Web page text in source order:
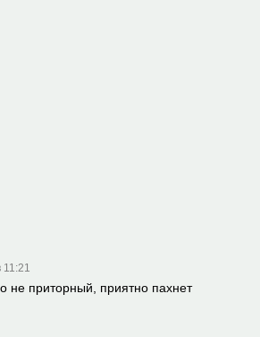
не приторный, приятно пахнет